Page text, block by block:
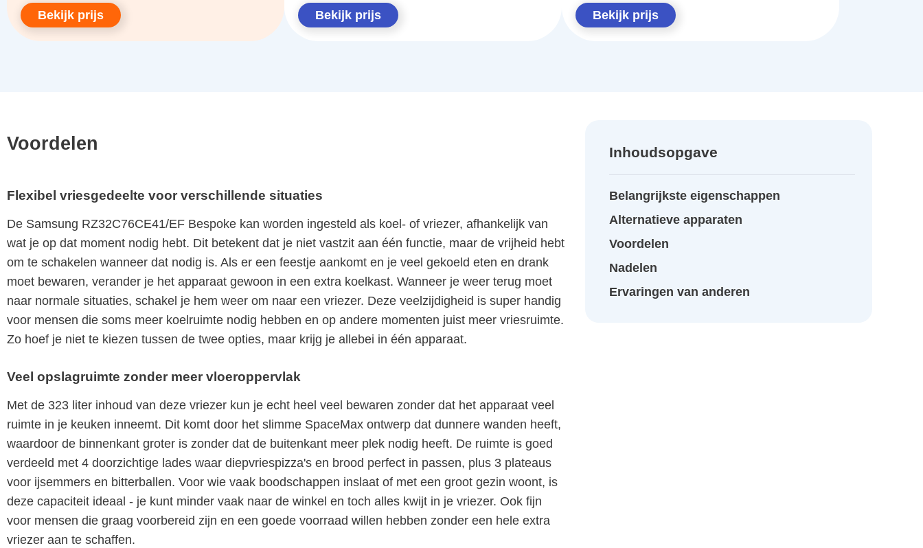
Bekijk prijs Bekijk prijs Bekijk prijs
Voordelen
Flexibel vriesgedeelte voor verschillende situaties
De Samsung RZ32C76CE41/EF Bespoke kan worden ingesteld als koel- of vriezer, afhankelijk van
wat je op dat moment nodig hebt. Dit betekent dat je niet vastzit aan één functie, maar de vrijheid hebt
om te schakelen wanneer dat nodig is. Als er een feestje aankomt en je veel gekoeld eten en drank
moet bewaren, verander je het apparaat gewoon in een extra koelkast. Wanneer je weer terug moet
naar normale situaties, schakel je hem weer om naar een vriezer. Deze veelzijdigheid is super handig
voor mensen die soms meer koelruimte nodig hebben en op andere momenten juist meer vriesruimte.
Zo hoef je niet te kiezen tussen de twee opties, maar krijg je allebei in één apparaat.
Veel opslagruimte zonder meer vloeroppervlak
Met de 323 liter inhoud van deze vriezer kun je echt heel veel bewaren zonder dat het apparaat veel
ruimte in je keuken inneemt. Dit komt door het slimme SpaceMax ontwerp dat dunnere wanden heeft,
waardoor de binnenkant groter is zonder dat de buitenkant meer plek nodig heeft. De ruimte is goed
verdeeld met 4 doorzichtige lades waar diepvriespizza's en brood perfect in passen, plus 3 plateaus
voor ijsemmers en bitterballen. Voor wie vaak boodschappen inslaat of met een groot gezin woont, is
deze capaciteit ideaal - je kunt minder vaak naar de winkel en toch alles kwijt in je vriezer. Ook fijn
voor mensen die graag voorbereid zijn en een goede voorraad willen hebben zonder een hele extra
vriezer aan te schaffen.
Inhoudsopgave
Belangrijkste eigenschappen
Alternatieve apparaten
Voordelen
Nadelen
Ervaringen van anderen